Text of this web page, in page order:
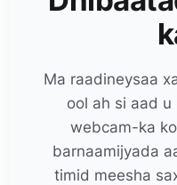
Ma raadineysaa
ool ah si aad
webcam-ka
barnaamijyada
timid meesha